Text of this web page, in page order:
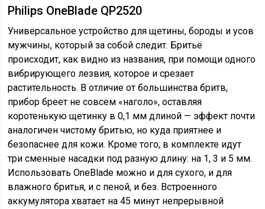
Philips OneBlade QP2520
Универсальное устройство для щетины, бороды и усов
мужчины, который за собой следит. Бритьё
происходит, как видно из названия, при помощи одного
вибрирующего лезвия, которое и срезает
растительность. В отличие от большинства бритв,
прибор бреет не совсем «наголо», оставляя
коротенькую щетинку в 0,1 мм длиной — эффект почти
аналогичен чистому бритью, но куда приятнее и
безопаснее для кожи. Кроме того, в комплекте идут
три сменные насадки под разную длину: на 1, 3 и 5 мм.
Использовать OneBlade можно и для сухого, и для
влажного бритья, и с пеной, и без. Встроенного
аккумулятора хватает на 45 минут непрерывной